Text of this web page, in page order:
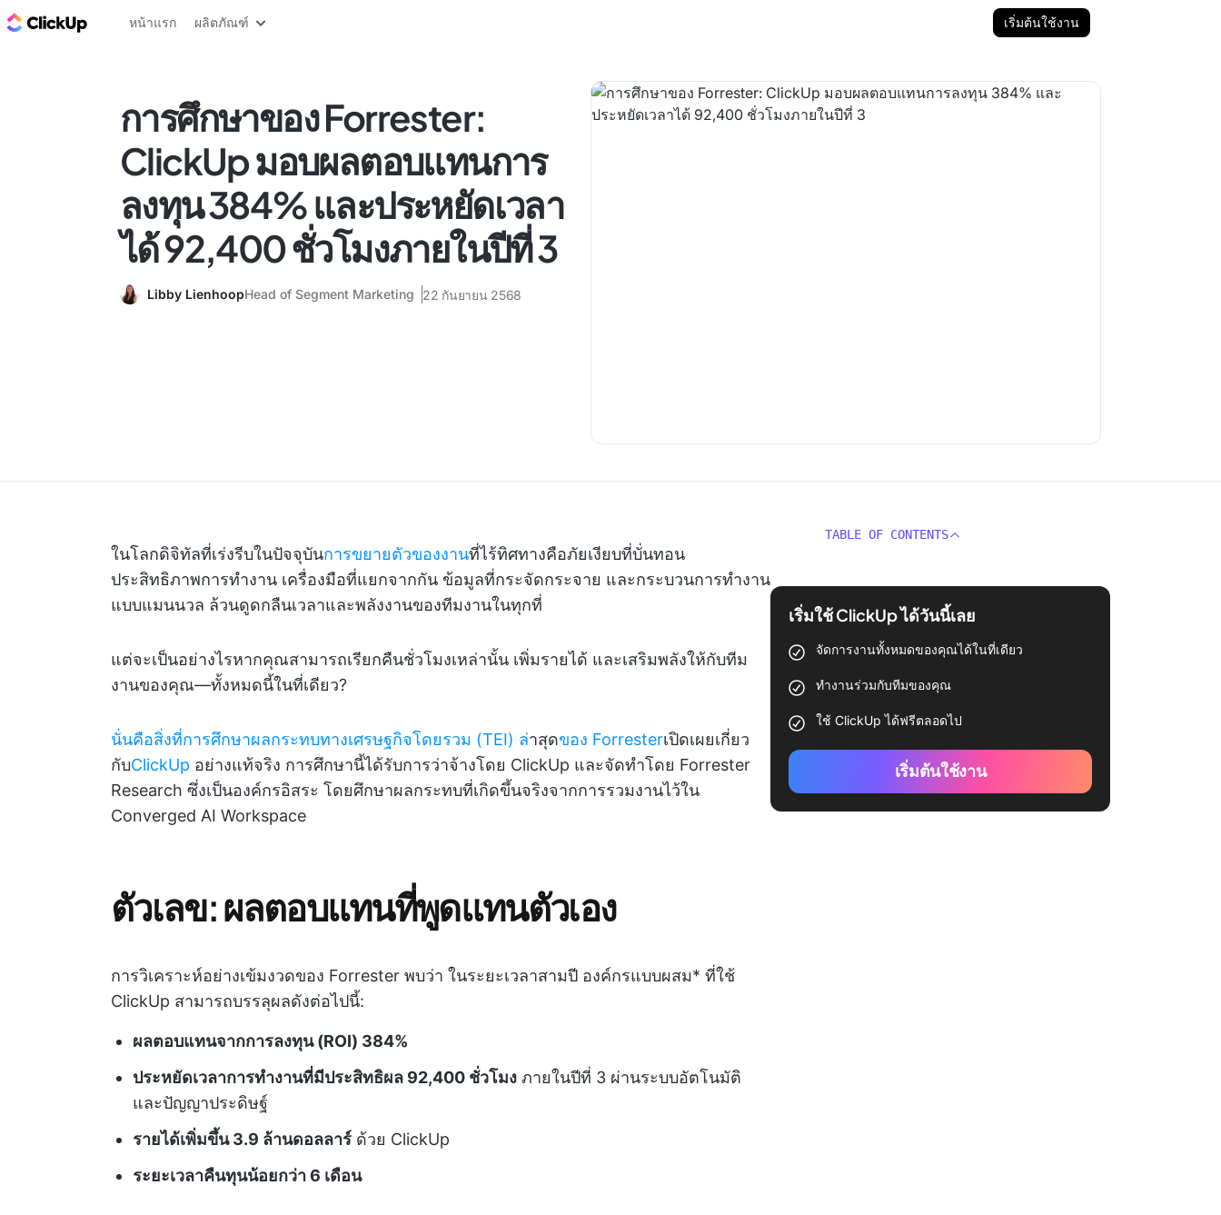
บล็อก ClickUp
หน้าแรก ผลิตภัณฑ์ เริ่มต้นใช้งาน
การศึกษาของ Forrester:
ClickUp มอบผลตอบแทนการ
ลงทุน 384% และประหยัดเวลา
ได้ 92,400 ชั่วโมงภายในปีที่ 3
Libby LienhoopHead of Segment Marketing 22 กันยายน 2568
ในโลกดิจิทัลที่เร่งรีบในปัจจุบันการขยายตัวของงานที่ไร้ทิศทางคือภัยเงียบที่บั่นทอน
ประสิทธิภาพการทำงาน เครื่องมือที่แยกจากกัน ข้อมูลที่กระจัดกระจาย และกระบวนการทำงาน
แบบแมนนวล ล้วนดูดกลืนเวลาและพลังงานของทีมงานในทุกที่
แต่จะเป็นอย่างไรหากคุณสามารถเรียกคืนชั่วโมงเหล่านั้น เพิ่มรายได้ และเสริมพลังให้กับทีม
งานของคุณ—ทั้งหมดนี้ในที่เดียว?
นั่นคือสิ่งที่การศึกษาผลกระทบทางเศรษฐกิจโดยรวม (TEI) ล่าสุดของ Forresterเปิดเผยเกี่ยว
กับClickUp อย่างแท้จริง การศึกษานี้ได้รับการว่าจ้างโดย ClickUp และจัดทำโดย Forrester
Research ซึ่งเป็นองค์กรอิสระ โดยศึกษาผลกระทบที่เกิดขึ้นจริงจากการรวมงานไว้ใน
Converged AI Workspace
ตัวเลข: ผลตอบแทนที่พูดแทนตัวเอง
การวิเคราะห์อย่างเข้มงวดของ Forrester พบว่า ในระยะเวลาสามปี องค์กรแบบผสม* ที่ใช้
ClickUp สามารถบรรลุผลดังต่อไปนี้:
ผลตอบแทนจากการลงทุน (ROI) 384%
ประหยัดเวลาการทำงานที่มีประสิทธิผล 92,400 ชั่วโมง ภายในปีที่ 3 ผ่านระบบอัตโนมัติ
และปัญญาประดิษฐ์
รายได้เพิ่มขึ้น 3.9 ล้านดอลลาร์ ด้วย ClickUp
ระยะเวลาคืนทุนน้อยกว่า 6 เดือน
TABLE OF CONTENTS
เริ่มใช้ ClickUp ได้วันนี้เลย
จัดการงานทั้งหมดของคุณได้ในที่เดียว
ทำงานร่วมกับทีมของคุณ
ใช้ ClickUp ได้ฟรีตลอดไป
เริ่มต้นใช้งาน